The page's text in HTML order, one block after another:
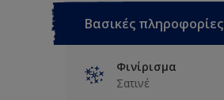
Βασικές πληροφορίες
Φινίρισμα
Σατινέ